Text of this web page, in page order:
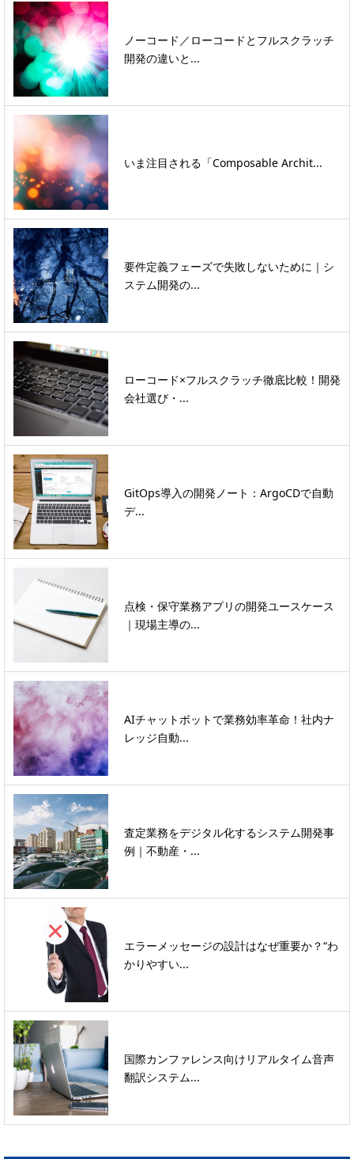
ノーコード／ローコードとフルスクラッチ
開発の違いと...
いま注目される「Composable Archit...
要件定義フェーズで失敗しないために｜シ
ステム開発の...
ローコード×フルスクラッチ徹底比較！開発
会社選び・...
GitOps導入の開発ノート：ArgoCDで自動
デ...
点検・保守業務アプリの開発ユースケース
｜現場主導の...
AIチャットボットで業務効率革命！社内ナ
レッジ自動...
査定業務をデジタル化するシステム開発事
例｜不動産・...
エラーメッセージの設計はなぜ重要か？“わ
かりやすい...
国際カンファレンス向けリアルタイム音声
翻訳システム...